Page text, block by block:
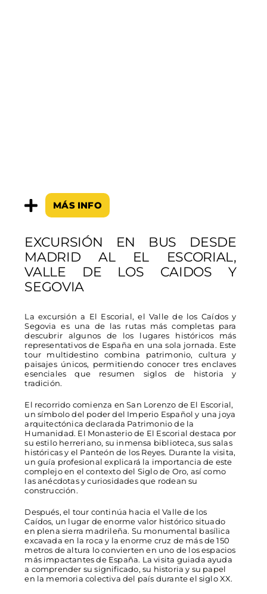
MÁS INFO
EXCURSIÓN EN BUS DESDE
MADRID AL EL ESCORIAL,
VALLE DE LOS CAIDOS Y
SEGOVIA
La excursión a El Escorial, el Valle de los Caídos y
Segovia es una de las rutas más completas para
descubrir algunos de los lugares históricos más
representativos de España en una sola jornada. Este
tour multidestino combina patrimonio, cultura y
paisajes únicos, permitiendo conocer tres enclaves
esenciales que resumen siglos de historia y
tradición.
El recorrido comienza en San Lorenzo de El Escorial,
un símbolo del poder del Imperio Español y una joya
arquitectónica declarada Patrimonio de la
Humanidad. El Monasterio de El Escorial destaca por
su estilo herreriano, su inmensa biblioteca, sus salas
históricas y el Panteón de los Reyes. Durante la visita,
un guía profesional explicará la importancia de este
complejo en el contexto del Siglo de Oro, así como
las anécdotas y curiosidades que rodean su
construcción.
Después, el tour continúa hacia el Valle de los
Caídos, un lugar de enorme valor histórico situado
en plena sierra madrileña. Su monumental basílica
excavada en la roca y la enorme cruz de más de 150
metros de altura lo convierten en uno de los espacios
más impactantes de España. La visita guiada ayuda
a comprender su significado, su historia y su papel
en la memoria colectiva del país durante el siglo XX.